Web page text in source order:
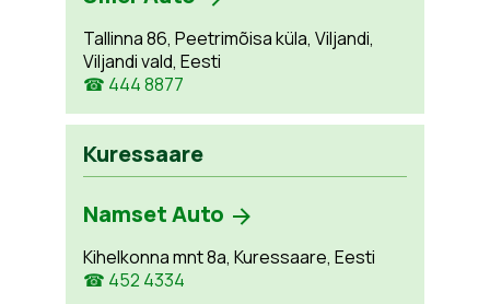
Tallinna 86, Peetrimõisa küla, Viljandi,
Viljandi vald, Eesti
☎ 444 8877
Kuressaare
Namset Auto
Kihelkonna mnt 8a, Kuressaare, Eesti
☎ 452 4334